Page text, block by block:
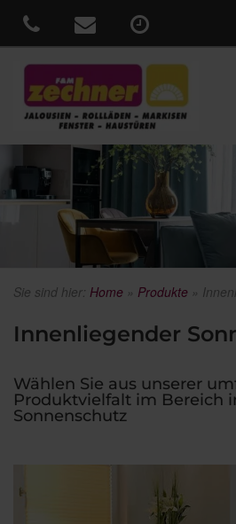
Sie sind hier: Home » Produkte »
Innenliegender
Wählen Sie aus unserer
Produktvielfalt im Bereich
Sonnenschutz